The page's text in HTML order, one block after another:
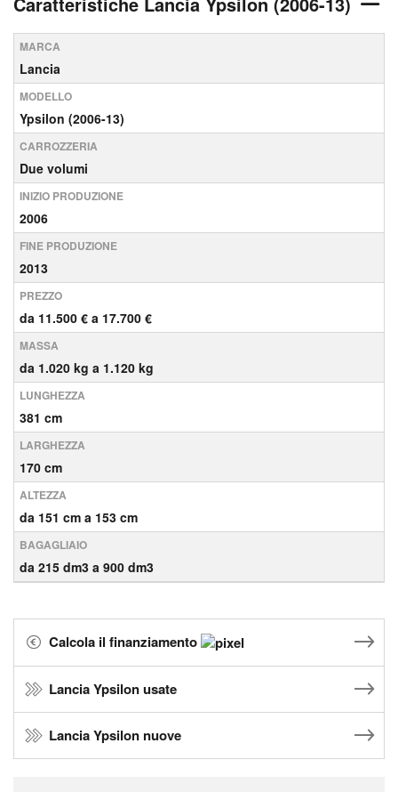
MARCA
Lancia
MODELLO
Ypsilon (2006-13)
CARROZZERIA
Due volumi
INIZIO PRODUZIONE
2006
FINE PRODUZIONE
2013
PREZZO
da 11.500 € a 17.700 €
MASSA
da 1.020 kg a 1.120 kg
LUNGHEZZA
381 cm
LARGHEZZA
170 cm
ALTEZZA
da 151 cm a 153 cm
BAGAGLIAIO
da 215 dm3 a 900 dm3
Calcola il finanziamento
Lancia Ypsilon usate
Lancia Ypsilon nuove